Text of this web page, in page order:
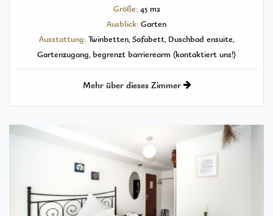
Größe:45 m2
Ausblick: Garten
Ausstattung: Twinbetten, Sofabett, Duschbad ensuite,
Gartenzugang, begrenzt barrierearm (kontaktiert uns!)
Mehr über dieses Zimmer